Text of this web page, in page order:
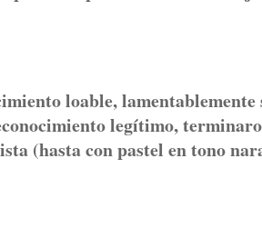
loable,
legítimo,
(hasta con pastel en tono